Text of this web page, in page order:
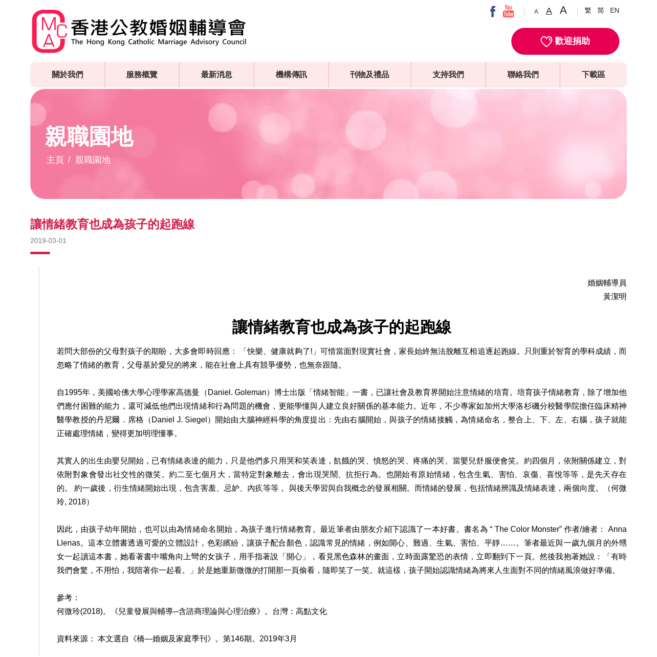
A A A 繁 简 EN
歡迎捐助
關於我們 服務概覽 最新消息 機構傳訊 刊物及禮品 支持我們 聯絡我們 下載區
親職園地
主頁 親職園地
讓情緒教育也成為孩子的起跑線
2019-03-01
婚姻輔導員
黃潔明
讓情緒教育也成為孩子的起跑線
若問大部份的父母對孩子的期盼，大多會即時回應： 「快樂、健康就夠了!」可惜當面對現實社會，家長始終無法脫離互相追逐起跑線。只則重於智育的學科成績，而
忽略了情緒的教育，父母基於愛兒的將來，能在社會上具有競爭優勢，也無奈跟隨。
自1995年，美國哈佛大學心理學家高德曼（Daniel. Goleman）博士出版「情緒智能」一書，已讓社會及教育界開始注意情緒的培育。培育孩子情緒教育，除了增加他
們應付困難的能力，還可減低他們出現情緒和行為問題的機會，更能學懂與人建立良好關係的基本能力。近年，不少專家如加州大學洛杉磯分校醫學院擔任臨床精神
醫學教授的丹尼爾．席格（Daniel J. Siegel）開始由大腦神經科學的角度提出：先由右腦開始，與孩子的情緒接觸，為情緒命名，整合上、下、左、右腦，孩子就能
正確處理情緒，變得更加明理懂事。
其實人的出生由嬰兒開始，已有情緒表達的能力，只是他們多只用哭和笑表達，飢餓的哭、憤怒的哭、疼痛的哭、當嬰兒舒服便會笑。約四個月，依附關係建立，對
依附對象會發出社交性的微笑。約二至七個月大，當特定對象離去，會出現哭鬧、抗拒行為。也開始有原始情緒，包含生氣、害怕、哀傷、喜悅等等，是先天存在
的。 約一歲後，衍生情緒開始出現，包含害羞、忌妒、內疚等等， 與後天學習與自我概念的發展相關。而情緒的發展，包括情緒辨識及情緒表達，兩個向度。（何微
玲, 2018）
因此，由孩子幼年開始，也可以由為情緒命名開始，為孩子進行情緒教育。最近筆者由朋友介紹下認識了一本好書。書名為 “ The Color Monster” 作者/繪者： Anna
Llenas。這本立體書透過可愛的立體設計，色彩繽紛，讓孩子配合顏色，認識常見的情緒，例如開心、難過、生氣、害怕、平靜……。筆者最近與一歲九個月的外甥
女一起讀這本書，她看著書中嘴角向上彎的女孩子，用手指著說「開心」，看見黑色森林的畫面，立時面露驚恐的表情，立即翻到下一頁。然後我抱著她說：「有時
我們會驚，不用怕，我陪著你一起看。」於是她重新微微的打開那一頁偷看，隨即笑了一笑。就這樣，孩子開始認識情緒為將來人生面對不同的情緒風浪做好準備。
參考：
何微玲(2018)。《兒童發展與輔導─含諮商理論與心理治療》。台灣：高點文化
資料來源： 本文選自《橋—婚姻及家庭季刊》。第146期。2019年3月